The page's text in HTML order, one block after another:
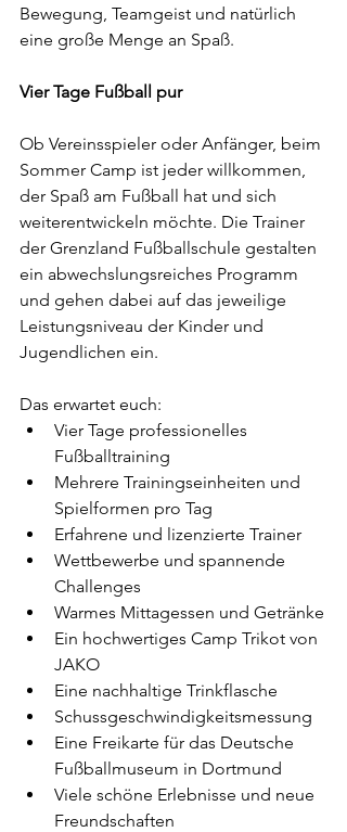
Bewegung, Teamgeist und natürlich
eine große Menge an Spaß.
Vier Tage Fußball pur
Ob Vereinsspieler oder Anfänger, beim
Sommer Camp ist jeder willkommen,
der Spaß am Fußball hat und sich
weiterentwickeln möchte. Die Trainer
der Grenzland Fußballschule gestalten
ein abwechslungsreiches Programm
und gehen dabei auf das jeweilige
Leistungsniveau der Kinder und
Jugendlichen ein.
Das erwartet euch:
Vier Tage professionelles
Fußballtraining
Mehrere Trainingseinheiten und
Spielformen pro Tag
Erfahrene und lizenzierte Trainer
Wettbewerbe und spannende
Challenges
Warmes Mittagessen und Getränke
Ein hochwertiges Camp Trikot von
JAKO
Eine nachhaltige Trinkflasche
Schussgeschwindigkeitsmessung
Eine Freikarte für das Deutsche
Fußballmuseum in Dortmund
Viele schöne Erlebnisse und neue
Freundschaften